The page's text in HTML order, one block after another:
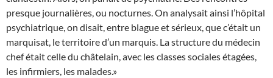
presque journalières, ou nocturnes. On analysait ainsi l’hôpital
psychiatrique, on disait, entre blague et sérieux, que c’était un
marquisat, le territoire d’un marquis. La structure du médecin
chef était celle du châtelain, avec les classes sociales étagées,
les infirmiers, les malades.»